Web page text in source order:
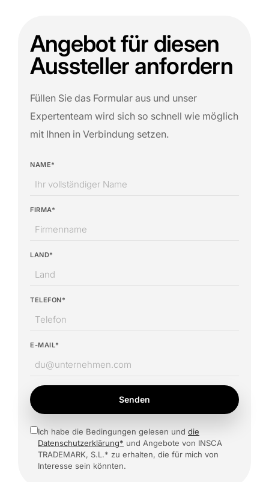
Angebot für diesen
Aussteller anfordern
Füllen Sie das Formular aus und unser
Expertenteam wird sich so schnell wie möglich
mit Ihnen in Verbindung setzen.
NAME*
FIRMA*
LAND*
TELEFON*
E-MAIL*
Senden
Ich habe die Bedingungen gelesen und die
Datenschutzerklärung* und Angebote von INSCA
TRADEMARK, S.L.* zu erhalten, die für mich von
Interesse sein könnten.